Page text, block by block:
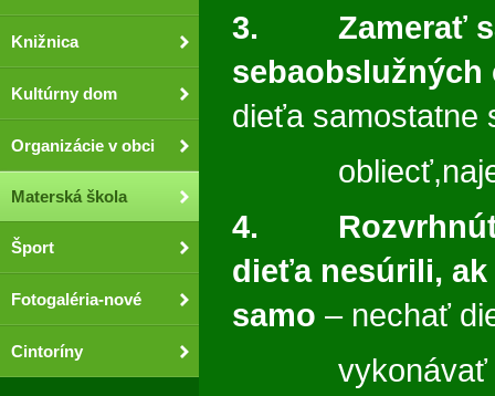
Knižnica
Kultúrny dom
Organizácie v obci
Materská škola
Šport
Fotogaléria-nové
Cintoríny
3. Zamerať sa
dieťa samostatne
4. Rozvrhnúť
dieťa nesúrili,
samo – nechať
vykonávať